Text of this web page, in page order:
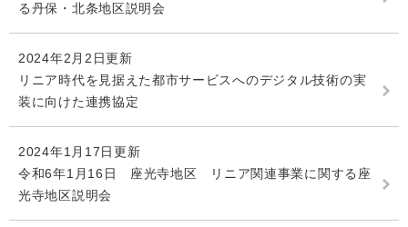
る丹保・北条地区説明会
2024年2月2日更新
リニア時代を見据えた都市サービスへのデジタル技術の実
装に向けた連携協定
2024年1月17日更新
令和6年1月16日 座光寺地区 リニア関連事業に関する座
光寺地区説明会